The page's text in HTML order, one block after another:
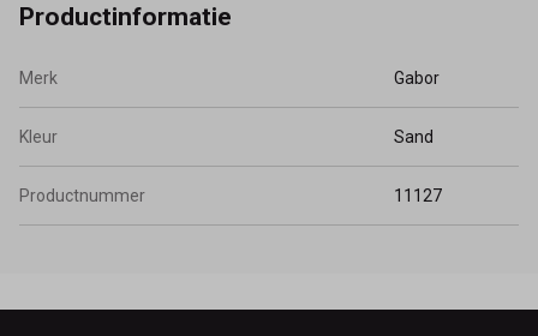
Productinformatie
Merk Gabor
Kleur Sand
Productnummer 11127